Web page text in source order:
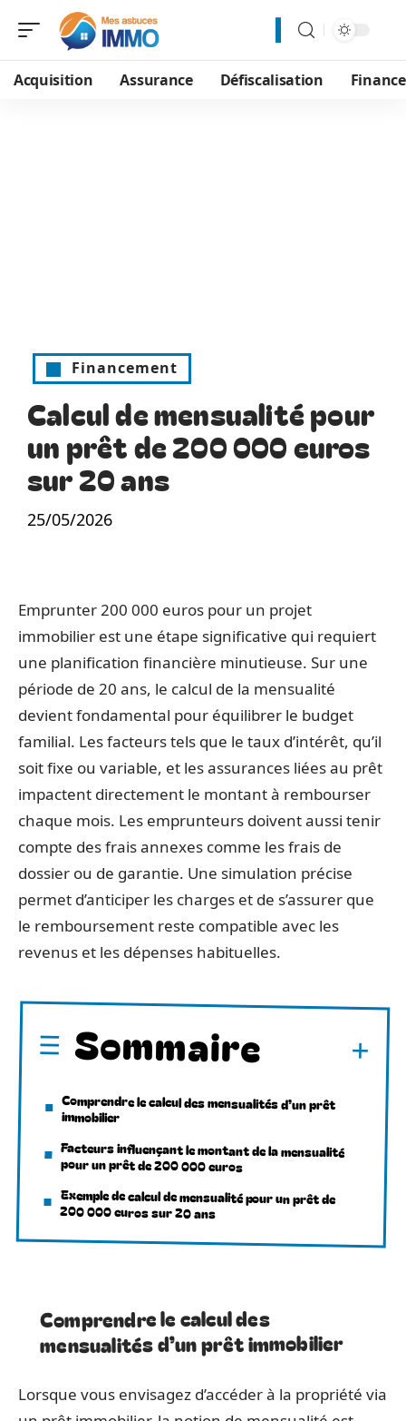
Acquisition Assurance Défiscalisation
Financement
Calcul de mensualité pour
un prêt de 200 000 euros
sur 20 ans
25/05/2026
Emprunter 200 000 euros pour un projet
immobilier est une étape significative qui requiert
une planification financière minutieuse. Sur une
période de 20 ans, le calcul de la mensualité
devient fondamental pour équilibrer le budget
familial. Les facteurs tels que le taux d’intérêt, qu’il
soit fixe ou variable, et les assurances liées au prêt
impactent directement le montant à rembourser
chaque mois. Les emprunteurs doivent aussi tenir
compte des frais annexes comme les frais de
dossier ou de garantie. Une simulation précise
permet d’anticiper les charges et de s’assurer que
le remboursement reste compatible avec les
revenus et les dépenses habituelles.
Sommaire
Comprendre le calcul des mensualités d’un prêt
immobilier
Facteurs influençant le montant de la mensualité
pour un prêt de 200 000 euros
Exemple de calcul de mensualité pour un prêt de
200 000 euros sur 20 ans
Comprendre le calcul des
mensualités d’un prêt immobilier
Lorsque vous envisagez d’accéder à la propriété via